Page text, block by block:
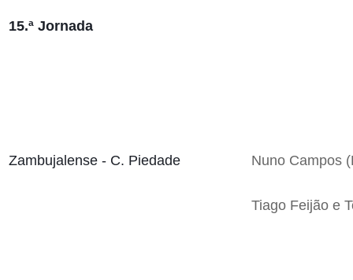
15.ª Jornada
Zambujalense - C. Piedade Nuno Campos
Tiago Feijão e